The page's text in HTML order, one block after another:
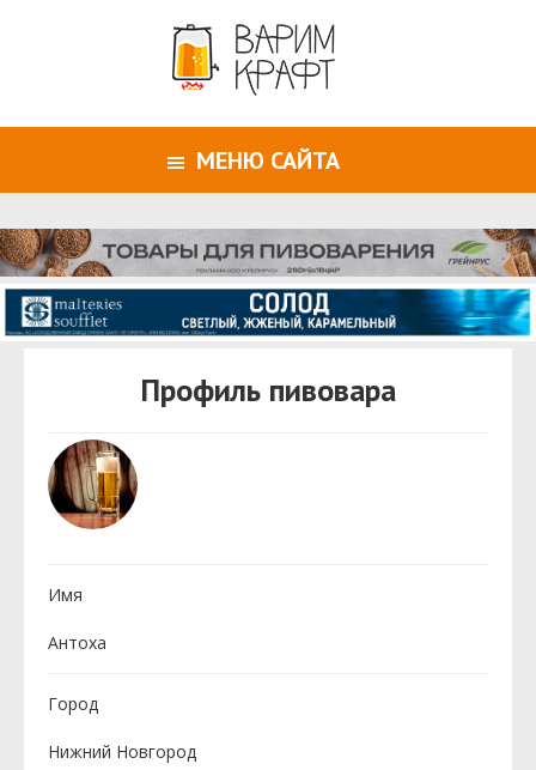
МЕНЮ САЙТА
Профиль пивовара
Имя
Антоха
Город
Нижний Новгород